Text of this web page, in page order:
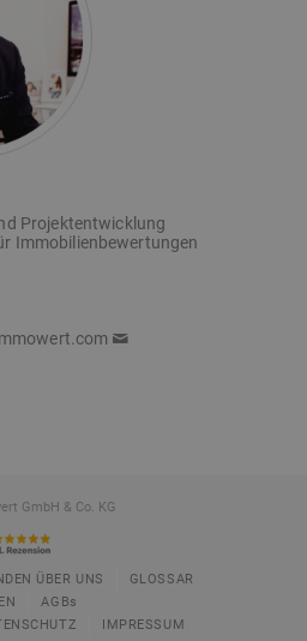
Projektentwicklung
Immobilienbewertungen
GmbH & Co. KG
ÜBER UNS
GLOSSAR
AGBs
IMPRESSUM